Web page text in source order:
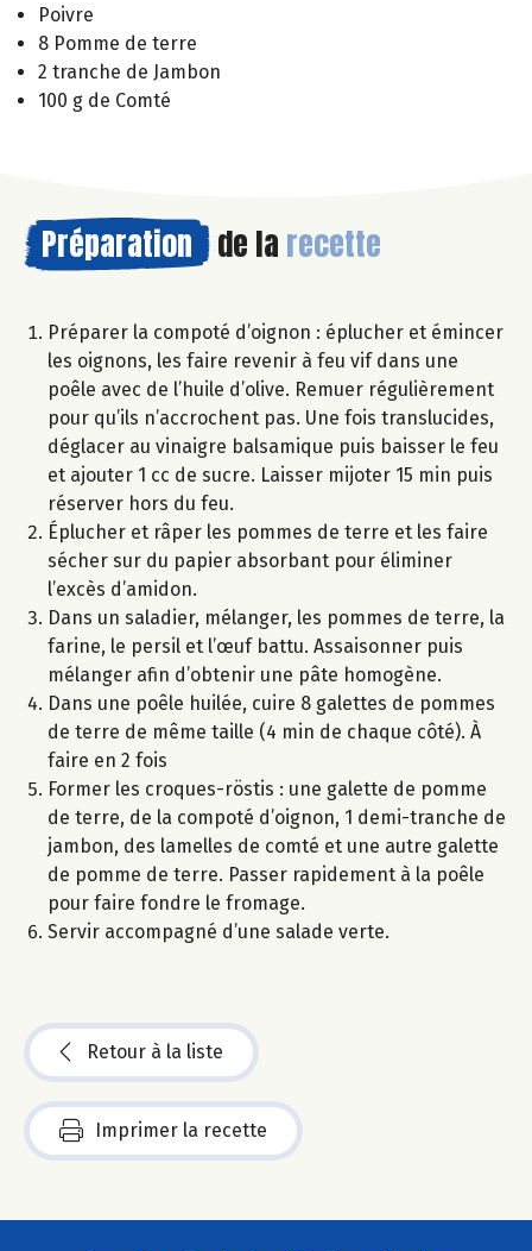
Poivre
8 Pomme de terre
2 tranche de Jambon
100 g de Comté
Préparation de la recette
Préparer la compoté d’oignon : éplucher et émincer
les oignons, les faire revenir à feu vif dans une
poêle avec de l’huile d’olive. Remuer régulièrement
pour qu’ils n’accrochent pas. Une fois translucides,
déglacer au vinaigre balsamique puis baisser le feu
et ajouter 1 cc de sucre. Laisser mijoter 15 min puis
réserver hors du feu.
Éplucher et râper les pommes de terre et les faire
sécher sur du papier absorbant pour éliminer
l’excès d’amidon.
Dans un saladier, mélanger, les pommes de terre, la
farine, le persil et l’œuf battu. Assaisonner puis
mélanger afin d’obtenir une pâte homogène.
Dans une poêle huilée, cuire 8 galettes de pommes
de terre de même taille (4 min de chaque côté). À
faire en 2 fois
Former les croques-röstis : une galette de pomme
de terre, de la compoté d’oignon, 1 demi-tranche de
jambon, des lamelles de comté et une autre galette
de pomme de terre. Passer rapidement à la poêle
pour faire fondre le fromage.
Servir accompagné d’une salade verte.
Retour à la liste
Imprimer la recette